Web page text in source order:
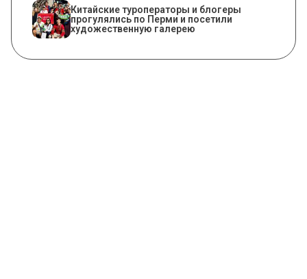
Китайские туроператоры и блогеры
прогулялись по Перми и посетили
художественную галерею